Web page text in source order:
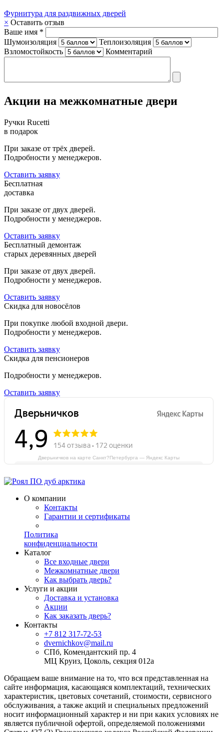
Фурнитура для раздвижных дверей
× Оставить отзыв
Ваше имя *
Шумоизоляция
Теплоизоляция
Взломостойкость
Комментарий
Акции на межкомнатные двери
Ручки Rucetti
в подарок
При заказе от трёх дверей.
Подробности у менеджеров.
Оставить заявку
Бесплатная
доставка
При заказе от двух дверей.
Подробности у менеджеров.
Оставить заявку
Бесплатный демонтаж
старых деревянных дверей
При заказе от двух дверей.
Подробности у менеджеров.
Оставить заявку
Скидка для новосёлов
При покупке любой входной двери.
Подробности у менеджеров.
Оставить заявку
Скидка для пенсионеров
Подробности у менеджеров.
Оставить заявку
Дверьничков на карте Санкт?Петербурга — Яндекс Карты
О компании
Контакты
Гарантии и сертификаты
Политика
конфиденциальности
Каталог
Все входные двери
Межкомнатные двери
Как выбрать дверь?
Услуги и акции
Доставка и установка
Акции
Как заказать дверь?
Контакты
+7 812 317-72-53
dvernichkov@mail.ru
СПб, Комендантский пр. 4
МЦ Круиз, Цоколь, секция 012а
Обращаем ваше внимание на то, что вся представленная на
сайте информация, касающаяся комплектаций, технических
характеристик, цветовых сочетаний, стоимости, сервисного
обслуживания, а также акций и специальных предложений
носит информационный характер и ни при каких условиях не
является публичной офертой, определяемой положениями